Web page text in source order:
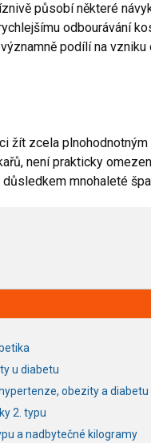
působí některé
odbourávání
podílí na vzniku
žít zcela
není prakticky
mnohaleté
u diabetu
obezity a diabetu
2. typu
a nadbytečné kilogramy